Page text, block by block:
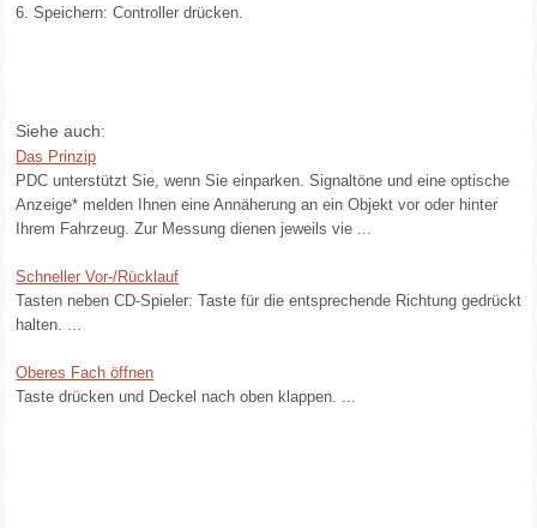
6. Speichern: Controller drücken.
Siehe auch:
Das Prinzip
PDC unterstützt Sie, wenn Sie einparken. Signaltöne und eine optische
Anzeige* melden Ihnen eine Annäherung an ein Objekt vor oder hinter
Ihrem Fahrzeug. Zur Messung dienen jeweils vie ...
Schneller Vor-/Rücklauf
Tasten neben CD-Spieler: Taste für die entsprechende Richtung gedrückt
halten. ...
Oberes Fach öffnen
Taste drücken und Deckel nach oben klappen. ...